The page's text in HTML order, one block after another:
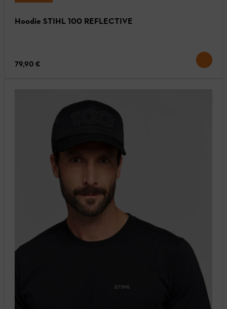
Hoodie STIHL 100 REFLECTIVE
79,90 €